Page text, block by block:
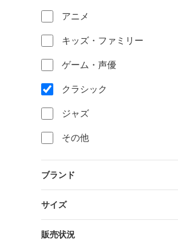
アニメ
キッズ・ファミリー
ゲーム・声優
クラシック
ジャズ
その他
ブランド
サイズ
販売状況